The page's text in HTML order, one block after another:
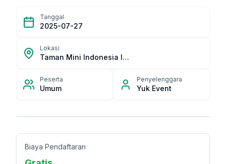
Tanggal
2025-07-27
Lokasi
Taman Mini Indonesia Indah (TMII)
Peserta
Umum
Penyelenggara
Yuk Event
Biaya Pendaftaran